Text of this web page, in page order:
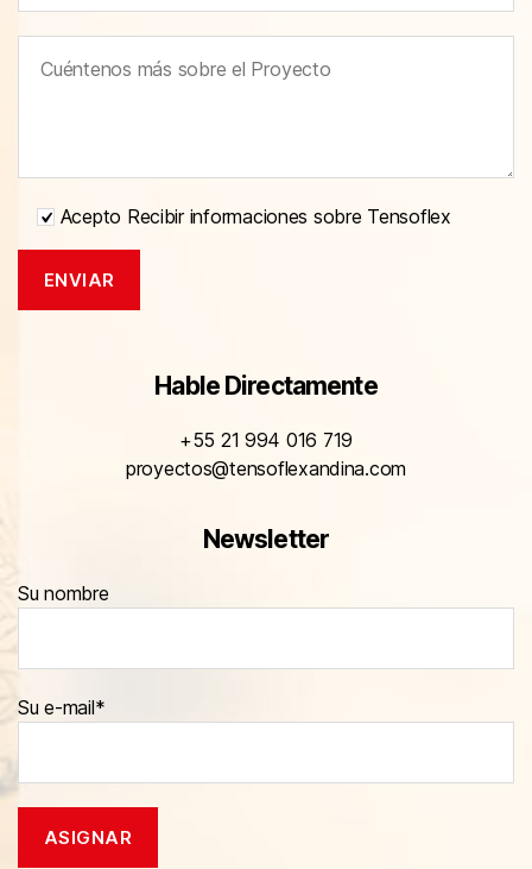
Acepto Recibir informaciones sobre Tensoflex
Hable Directamente
+55 21 994 016 719
proyectos@tensoflexandina.com
Newsletter
Su nombre
Su e-mail*